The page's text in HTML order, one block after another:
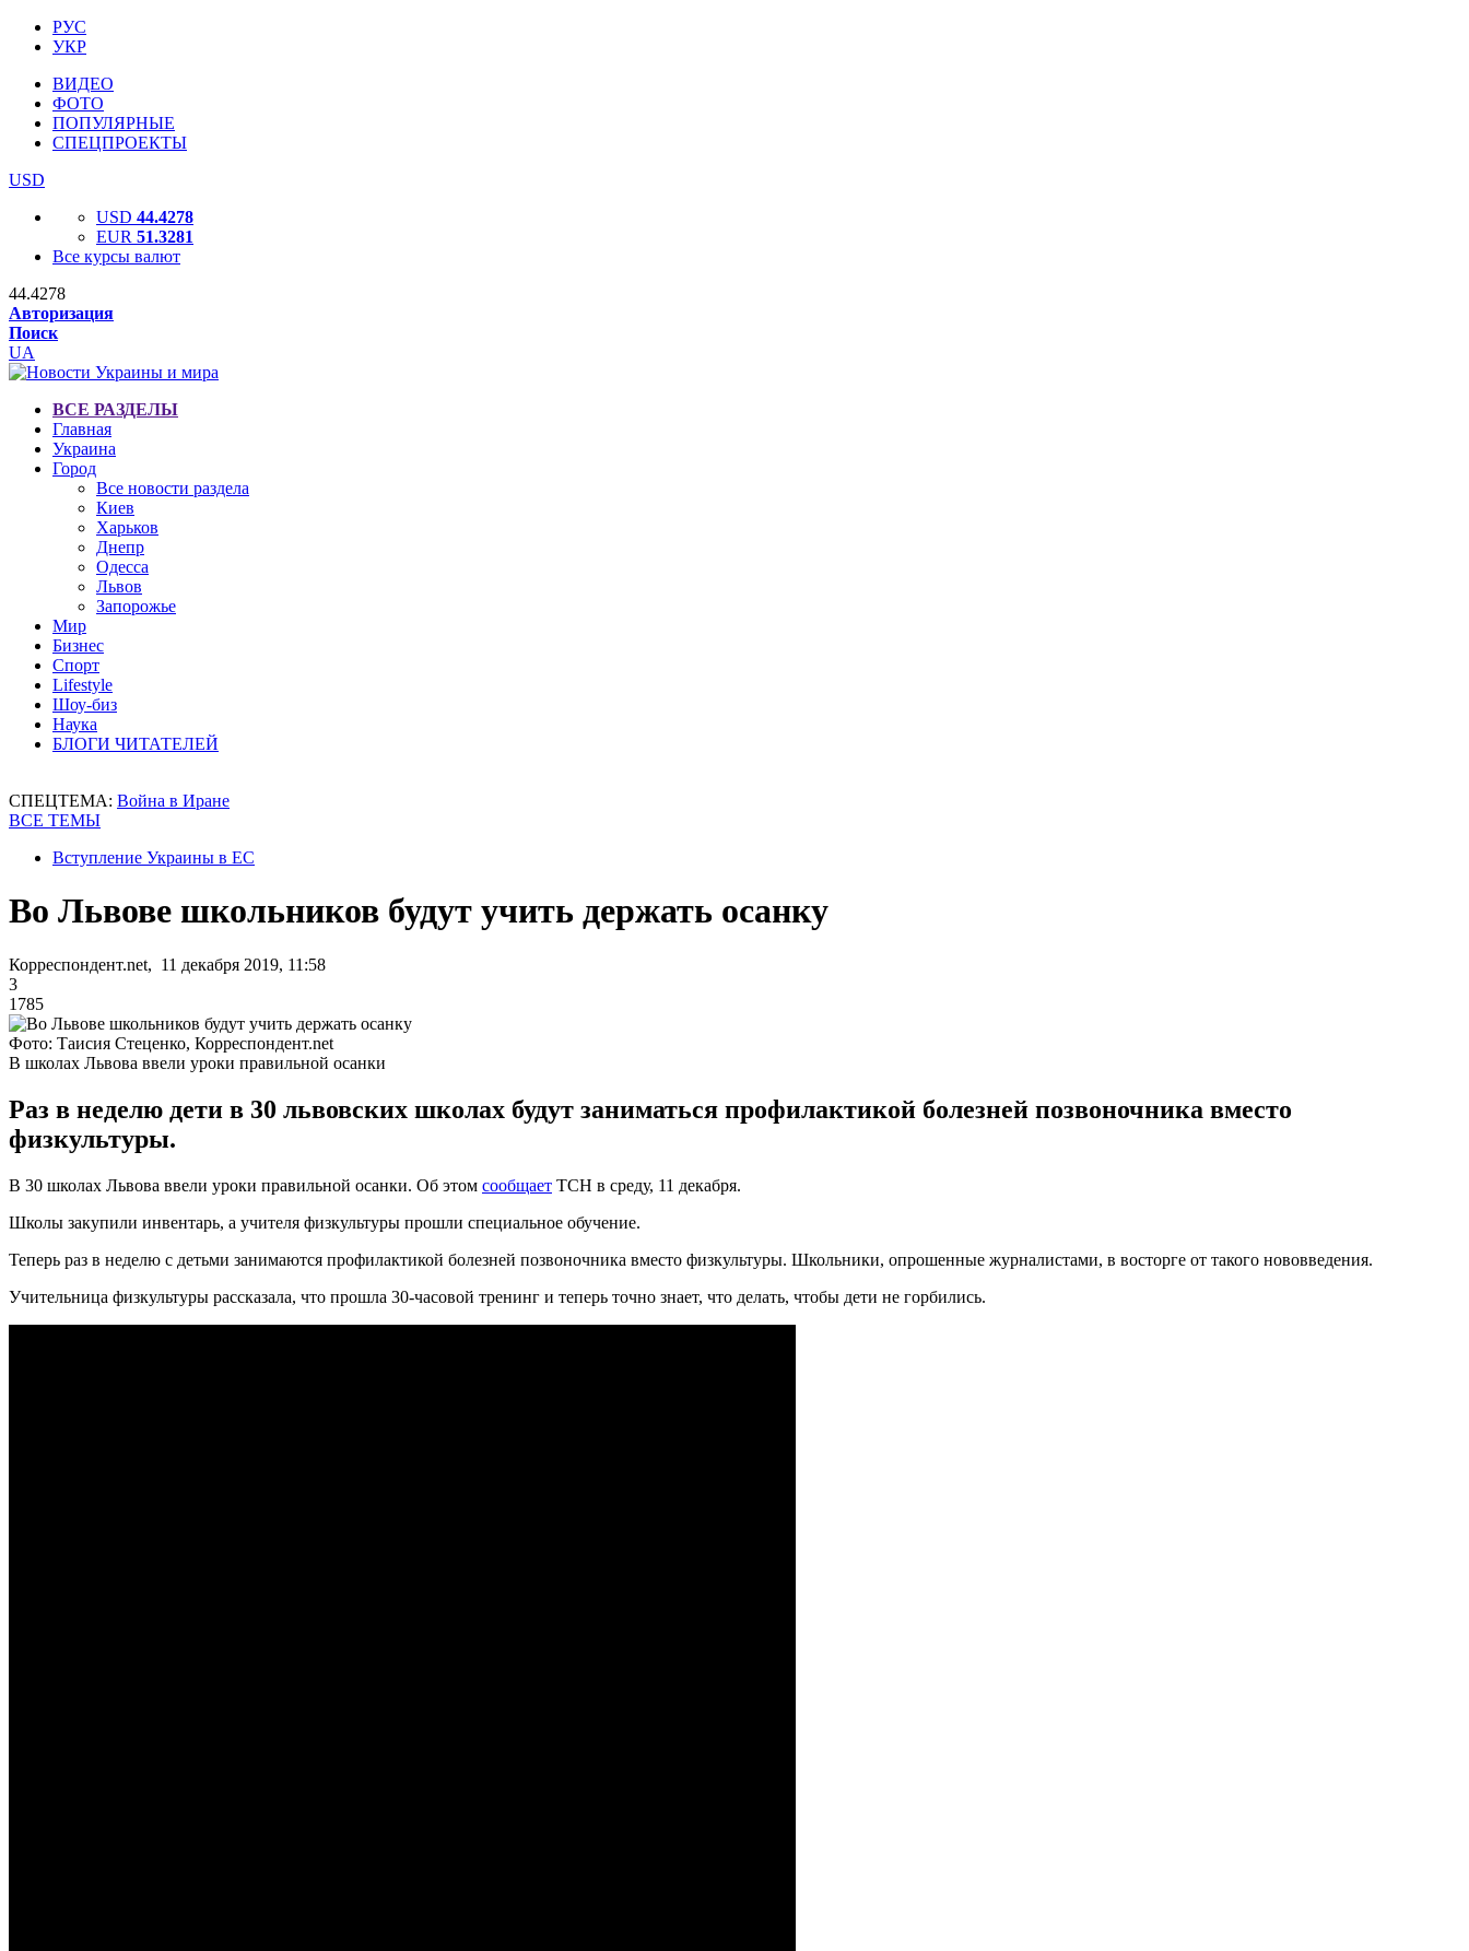
РУС
УКР
ВИДЕО
ФОТО
ПОПУЛЯРНЫЕ
СПЕЦПРОЕКТЫ
USD
USD 44.4278
EUR 51.3281
Все курсы валют
44.4278
Авторизация
Поиск
UA
ВСЕ РАЗДЕЛЫ
Главная
Украина
Город
Все новости раздела
Киев
Харьков
Днепр
Одесса
Львов
Запорожье
Мир
Бизнес
Спорт
Lifestyle
Шоу-биз
Наука
БЛОГИ ЧИТАТЕЛЕЙ
СПЕЦТЕМА: Война в Иране
ВСЕ ТЕМЫ
Вступление Украины в ЕС
Во Львове школьников будут учить держать осанку
Корреспондент.net, 11 декабря 2019, 11:58
3
1785
Фото: Таисия Стеценко, Корреспондент.net
В школах Львова ввели уроки правильной осанки
Раз в неделю дети в 30 львовских школах будут заниматься профилактикой болезней позвоночника вместо
физкультуры.
В 30 школах Львова ввели уроки правильной осанки. Об этом сообщает ТСН в среду, 11 декабря.
Школы закупили инвентарь, а учителя физкультуры прошли специальное обучение.
Теперь раз в неделю с детьми занимаются профилактикой болезней позвоночника вместо физкультуры. Школьники, опрошенные журналистами, в восторге от такого нововведения.
Учительница физкультуры рассказала, что прошла 30-часовой тренинг и теперь точно знает, что делать, чтобы дети не горбились.